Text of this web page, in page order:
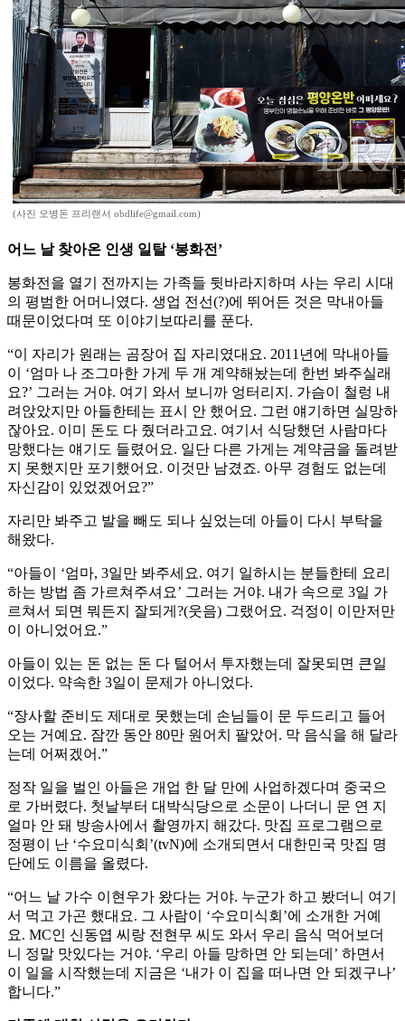
(사진 오병돈 프리랜서 obdlife@gmail.com)
어느 날 찾아온 인생 일탈 ‘봉화전’
봉화전을 열기 전까지는 가족들 뒷바라지하며 사는 우리 시대
의 평범한 어머니였다. 생업 전선(?)에 뛰어든 것은 막내아들
때문이었다며 또 이야기보따리를 푼다.
“이 자리가 원래는 곰장어 집 자리였대요. 2011년에 막내아들
이 ‘엄마 나 조그마한 가게 두 개 계약해놨는데 한번 봐주실래
요?’ 그러는 거야. 여기 와서 보니까 엉터리지. 가슴이 철렁 내
려앉았지만 아들한테는 표시 안 했어요. 그런 얘기하면 실망하
잖아요. 이미 돈도 다 줬더라고요. 여기서 식당했던 사람마다
망했다는 얘기도 들렸어요. 일단 다른 가게는 계약금을 돌려받
지 못했지만 포기했어요. 이것만 남겼죠. 아무 경험도 없는데
자신감이 있었겠어요?”
자리만 봐주고 발을 빼도 되나 싶었는데 아들이 다시 부탁을
해왔다.
“아들이 ‘엄마, 3일만 봐주세요. 여기 일하시는 분들한테 요리
하는 방법 좀 가르쳐주셔요’ 그러는 거야. 내가 속으로 3일 가
르쳐서 되면 뭐든지 잘되게?(웃음) 그랬어요. 걱정이 이만저만
이 아니었어요.”
아들이 있는 돈 없는 돈 다 털어서 투자했는데 잘못되면 큰일
이었다. 약속한 3일이 문제가 아니었다.
“장사할 준비도 제대로 못했는데 손님들이 문 두드리고 들어
오는 거예요. 잠깐 동안 80만 원어치 팔았어. 막 음식을 해 달라
는데 어쩌겠어.”
정작 일을 벌인 아들은 개업 한 달 만에 사업하겠다며 중국으
로 가버렸다. 첫날부터 대박식당으로 소문이 나더니 문 연 지
얼마 안 돼 방송사에서 촬영까지 해갔다. 맛집 프로그램으로
정평이 난 ‘수요미식회’(tvN)에 소개되면서 대한민국 맛집 명
단에도 이름을 올렸다.
“어느 날 가수 이현우가 왔다는 거야. 누군가 하고 봤더니 여기
서 먹고 가곤 했대요. 그 사람이 ‘수요미식회’에 소개한 거예
요. MC인 신동엽 씨랑 전현무 씨도 와서 우리 음식 먹어보더
니 정말 맛있다는 거야. ‘우리 아들 망하면 안 되는데’ 하면서
이 일을 시작했는데 지금은 ‘내가 이 집을 떠나면 안 되겠구나’
합니다.”